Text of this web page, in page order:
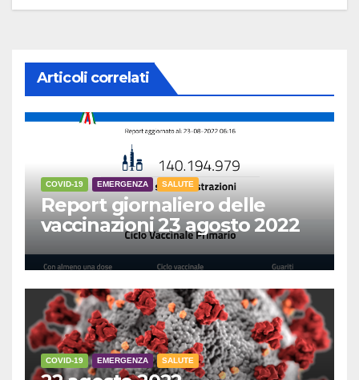
Articoli correlati
COVID-19 EMERGENZA SALUTE
Report giornaliero delle
vaccinazioni 23 agosto 2022
COVID-19 EMERGENZA SALUTE